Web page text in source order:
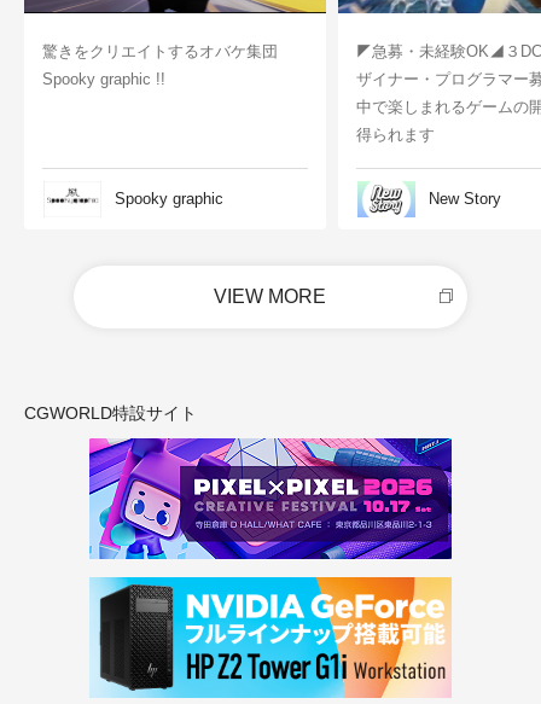
驚きをクリエイトするオバケ集団
Spooky graphic !!
Spooky graphic
◤急募・未経験OK◢３
ザイナー・プログラマー
中で楽しまれるゲームの
得られます
New Story
VIEW MORE
CGWORLD特設サイト